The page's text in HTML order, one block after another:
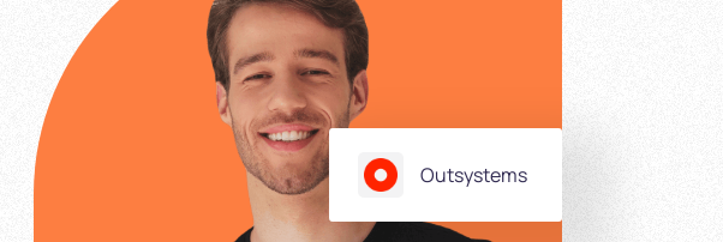
Outsystems